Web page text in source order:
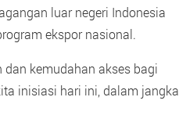
luar negeri Indonesia
ekspor nasional.
kemudahan akses bagi
inisiasi hari ini, dalam jangka